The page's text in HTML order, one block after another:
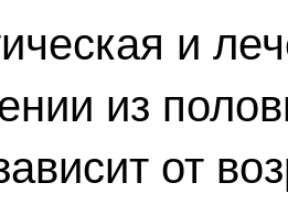
и
из
от